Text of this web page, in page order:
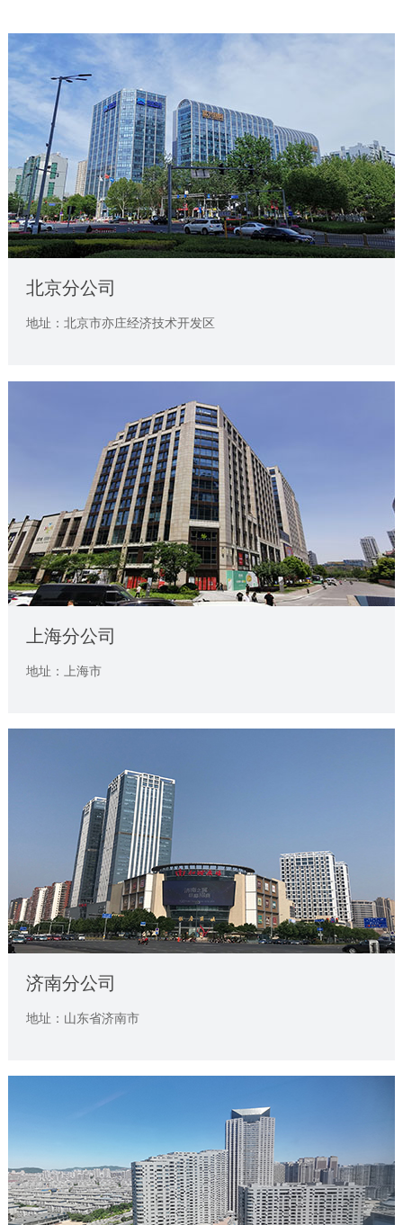
北京分公司
地址：北京市亦庄经济技术开发区
上海分公司
地址：上海市
济南分公司
地址：山东省济南市